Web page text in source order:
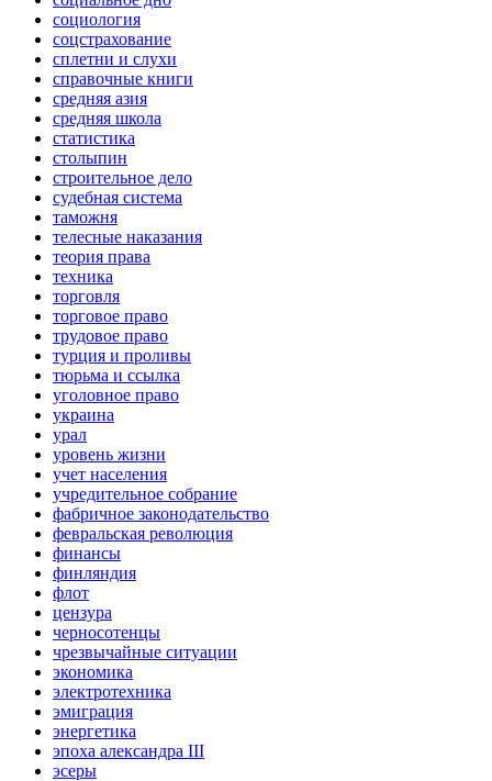
социология
соцстрахование
сплетни и слухи
справочные книги
средняя азия
средняя школа
статистика
столыпин
строительное дело
судебная система
таможня
телесные наказания
теория права
техника
торговля
торговое право
трудовое право
турция и проливы
тюрьма и ссылка
уголовное право
украина
урал
уровень жизни
учет населения
учредительное собрание
фабричное законодательство
февральская революция
финансы
финляндия
флот
цензура
черносотенцы
чрезвычайные ситуации
экономика
электротехника
эмиграция
энергетика
эпоха александра III
эсеры